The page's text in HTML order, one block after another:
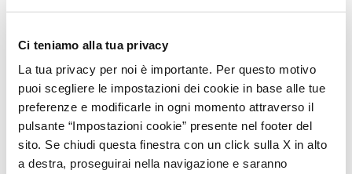
Ci teniamo alla tua privacy
La tua privacy per noi è importante. Per questo motivo
puoi scegliere le impostazioni dei cookie in base alle tue
preferenze e modificarle in ogni momento attraverso il
pulsante “Impostazioni cookie” presente nel footer del
sito. Se chiudi questa finestra con un click sulla X in alto
a destra, proseguirai nella navigazione e saranno
Via Badia, 24, 55041 Camaiore LU, Italia
Municipality
GPS coordinates
43.938703,10.310146
Contact person
Don Silvio Righi